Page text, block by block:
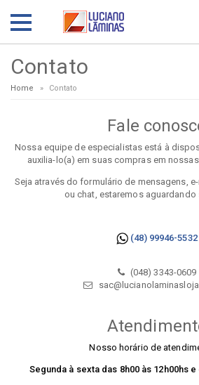
Contato
Home Contato
Fale
Nossa equipe de especialistas está à
auxilia-lo(a) em suas compras em
Seja através do formulário de mensagens,
ou chat, estaremos
(48) 99946-5532
(048) 3343-0609
Nosso horário de
Segunda à sexta das 8h00 às 12h00hs e